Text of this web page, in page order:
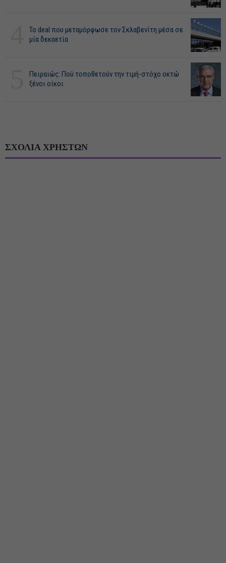
Το deal που μεταμόρφωσε τον Σκλαβενίτη μέσα σε
μία δεκαετία
Πειραιώς: Πού τοποθετούν την τιμή-στόχο οκτώ
ξένοι οίκοι
ΣΧΟΛΙΑ ΧΡΗΣΤΩΝ